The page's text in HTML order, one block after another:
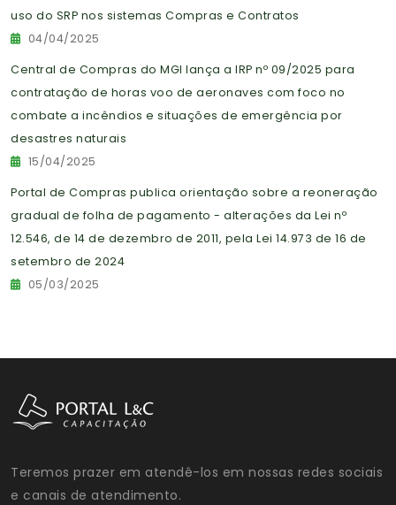
uso do SRP nos sistemas Compras e Contratos
04/04/2025
Central de Compras do MGI lança a IRP nº 09/2025 para
contratação de horas voo de aeronaves com foco no
combate a incêndios e situações de emergência por
desastres naturais
15/04/2025
Portal de Compras publica orientação sobre a reoneração
gradual de folha de pagamento - alterações da Lei nº
12.546, de 14 de dezembro de 2011, pela Lei 14.973 de 16 de
setembro de 2024
05/03/2025
Teremos prazer em atendê-los em nossas redes sociais
e canais de atendimento.